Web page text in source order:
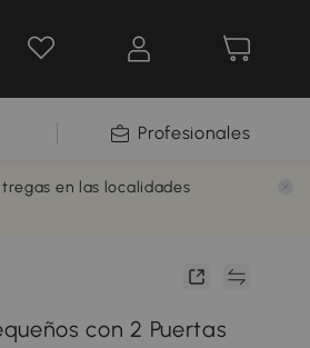
Profesionales
en las localidades
con 2 Puertas